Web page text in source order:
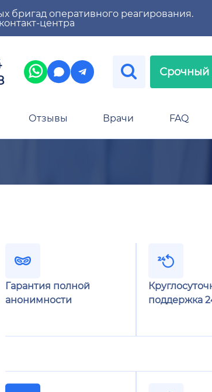
бригад оперативного реагирования.
центра
Срочный
Отзывы Врачи FAQ
Гарантия полной
анонимности
поддержка